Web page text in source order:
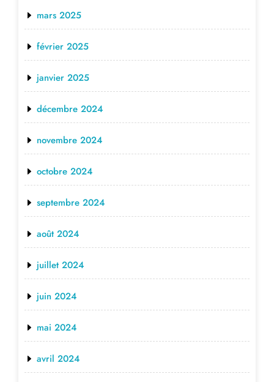
mars 2025
février 2025
janvier 2025
décembre 2024
novembre 2024
octobre 2024
septembre 2024
août 2024
juillet 2024
juin 2024
mai 2024
avril 2024